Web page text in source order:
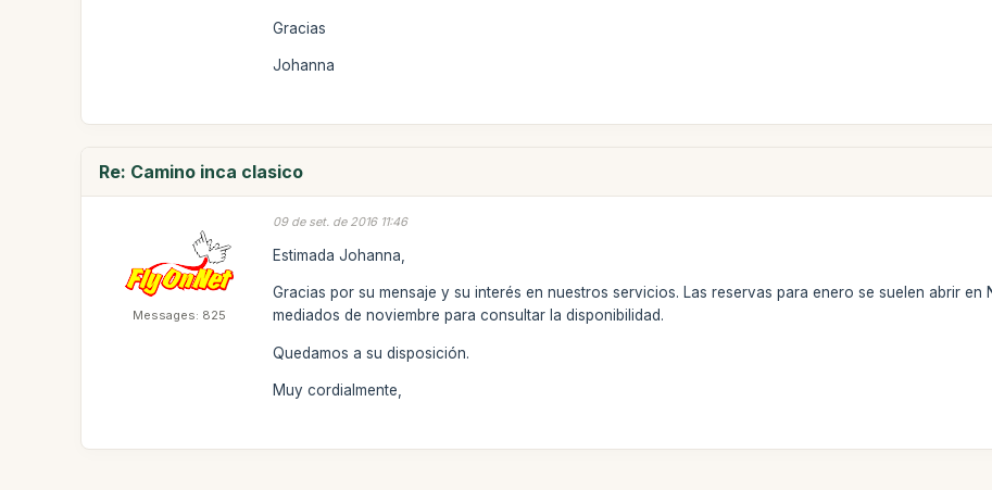
Gracias
Johanna
Re: Camino inca clasico
Messages: 825
09 de set. de 2016 11:46
Estimada Johanna,
Gracias por su mensaje y su interés en nuestros servicios. Las reservas para enero se suelen abrir
mediados de noviembre para consultar la disponibilidad.
Quedamos a su disposición.
Muy cordialmente,